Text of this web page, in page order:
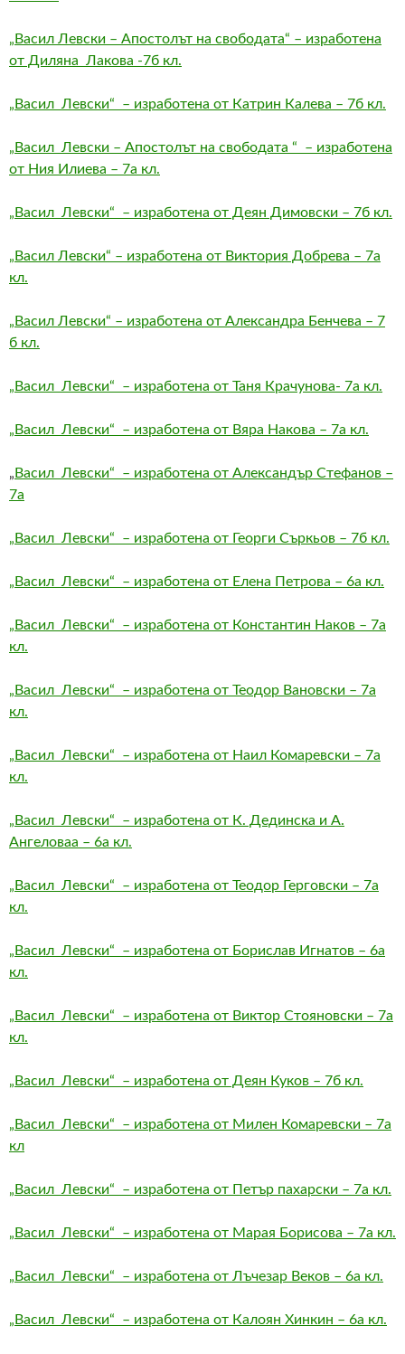
„Васил Левски – Апостолът на свободата“ – изработена
от Диляна Лакова -7б кл.
„Васил Левски“ – изработена от Катрин Калева – 7б кл.
„Васил Левски – Апостолът на свободата “ – изработена
от Ния Илиева – 7а кл.
„Васил Левски“ – изработена от Деян Димовски – 7б кл.
„Васил Левски“ – изработена от Виктория Добрева – 7а
кл.
„Васил Левски“ – изработена от Александра Бенчева – 7
б кл.
„Васил Левски“ – изработена от Таня Крачунова- 7а кл.
„Васил Левски“ – изработена от Вяра Накова – 7а кл.
„ Васил Левски“ – изработена от Александър Стефанов –
7а
„Васил Левски“ – изработена от Георги Съркьов – 7б кл.
„Васил Левски“ – изработена от Елена Петрова – 6а кл.
„Васил Левски“ – изработена от Константин Наков – 7а
кл.
„Васил Левски“ – изработена от Теодор Вановски – 7а
кл.
„Васил Левски“ – изработена от Наил Комаревски – 7а
кл.
„Васил Левски“ – изработена от К. Дединска и А.
Ангеловаа – 6а кл.
„Васил Левски“ – изработена от Теодор Герговски – 7а
кл.
„Васил Левски“ – изработена от Борислав Игнатов – 6а
кл.
„Васил Левски“ – изработена от Виктор Стояновски – 7а
кл.
„Васил Левски“ – изработена от Деян Куков – 7б кл.
„Васил Левски“ – изработена от Милен Комаревски – 7а
кл
„Васил Левски“ – изработена от Петър пахарски – 7а кл.
„Васил Левски“ – изработена от Марая Борисова – 7а кл.
„Васил Левски“ – изработена от Лъчезар Веков – 6а кл.
„Васил Левски“ – изработена от Калоян Хинкин – 6а кл.